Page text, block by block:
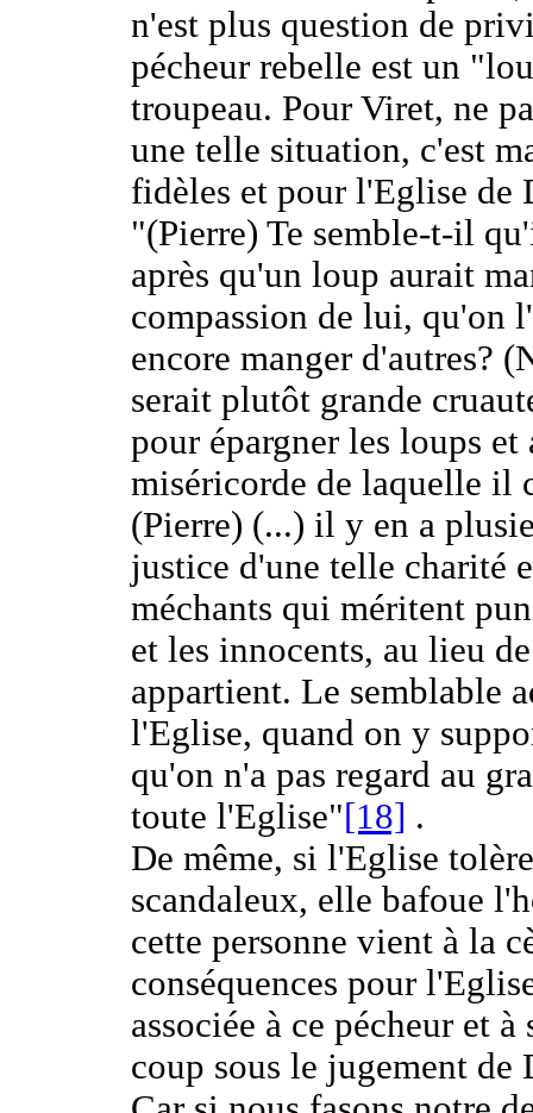
n'est plus question de
pécheur rebelle est un
troupeau. Pour Viret, ne
une telle situation, c'est
fidèles et pour l'Eglise de
"(Pierre) Te semble-t-il
après qu'un loup aurait
compassion de lui, qu'on
encore manger d'autres?
serait plutôt grande
pour épargner les loups et
miséricorde de laquelle il
(Pierre) (...) il y en a
justice d'une telle charité
méchants qui méritent
et les innocents, au lieu
appartient. Le semblable
l'Eglise, quand on y
qu'on n'a pas regard au
toute l'Eglise"[18] .
De même, si l'Eglise
scandaleux, elle bafoue
cette personne vient à la
conséquences pour
associée à ce pécheur et
coup sous le jugement de